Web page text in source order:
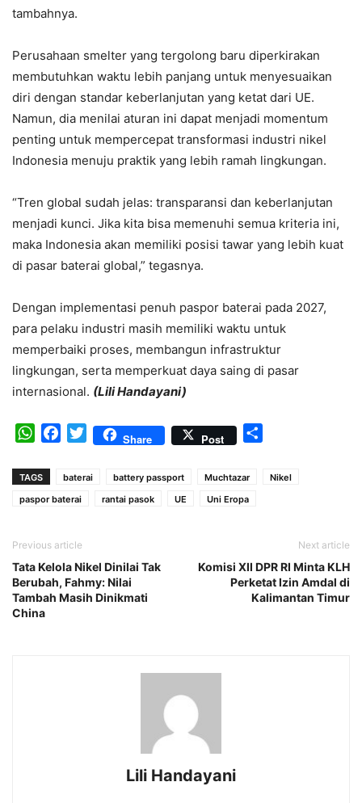
tambahnya.
Perusahaan smelter yang tergolong baru diperkirakan
membutuhkan waktu lebih panjang untuk menyesuaikan
diri dengan standar keberlanjutan yang ketat dari UE.
Namun, dia menilai aturan ini dapat menjadi momentum
penting untuk mempercepat transformasi industri nikel
Indonesia menuju praktik yang lebih ramah lingkungan.
“Tren global sudah jelas: transparansi dan keberlanjutan
menjadi kunci. Jika kita bisa memenuhi semua kriteria ini,
maka Indonesia akan memiliki posisi tawar yang lebih kuat
di pasar baterai global,” tegasnya.
Dengan implementasi penuh paspor baterai pada 2027,
para pelaku industri masih memiliki waktu untuk
memperbaiki proses, membangun infrastruktur
lingkungan, serta memperkuat daya saing di pasar
internasional. (Lili Handayani)
WhatsAppFacebook
TwitterShare Post
TAGS baterai battery passport Muchtazar
Nikel
paspor baterai
rantai pasok UE Uni Eropa
Previous article
Tata Kelola Nikel Dinilai Tak
Berubah, Fahmy: Nilai
Tambah Masih Dinikmati
China
Next article
Komisi XII DPR RI Minta KLH
Perketat Izin Amdal di
Kalimantan Timur
Lili Handayani